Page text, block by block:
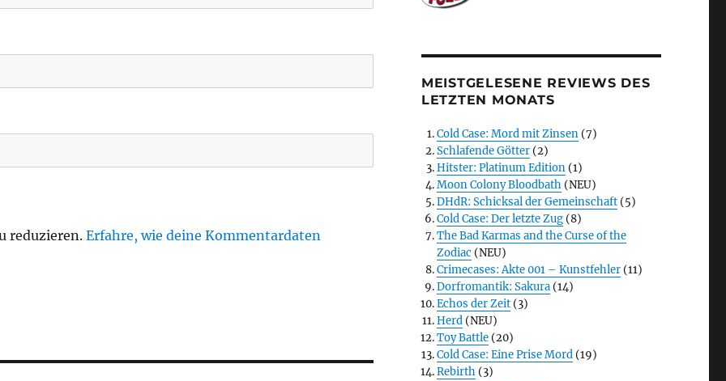
reduzieren.Erfahre, wie deine Kommentardaten
MEISTGELESENE REVIEWS DES
LETZTEN MONATS
Cold Case: Mord mit Zinsen (7)
Schlafende Götter (2)
Hitster: Platinum Edition (1)
Moon Colony Bloodbath (NEU)
DHdR: Schicksal der Gemeinschaft (5)
Cold Case: Der letzte Zug (8)
The Bad Karmas and the Curse of the
Zodiac (NEU)
Crimecases: Akte 001 – Kunstfehler (11)
Dorfromantik: Sakura (14)
Echos der Zeit (3)
Herd (NEU)
Toy Battle (20)
Cold Case: Eine Prise Mord (19)
Rebirth (3)